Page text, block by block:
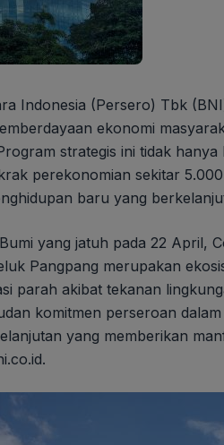
Indonesia (Persero) Tbk
ekonomi
strategis ini tidak
perekonomian sekitar
baru yang
yang jatuh pada 22 April,
Pangpang merupakan
parah akibat tekanan
komitmen perseroan
yang memberikan